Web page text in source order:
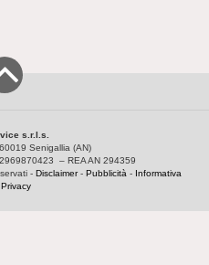
s.r.l.s.
Senigallia (AN)
– REA AN 294359
- Disclaimer- Pubblicità - Informativa